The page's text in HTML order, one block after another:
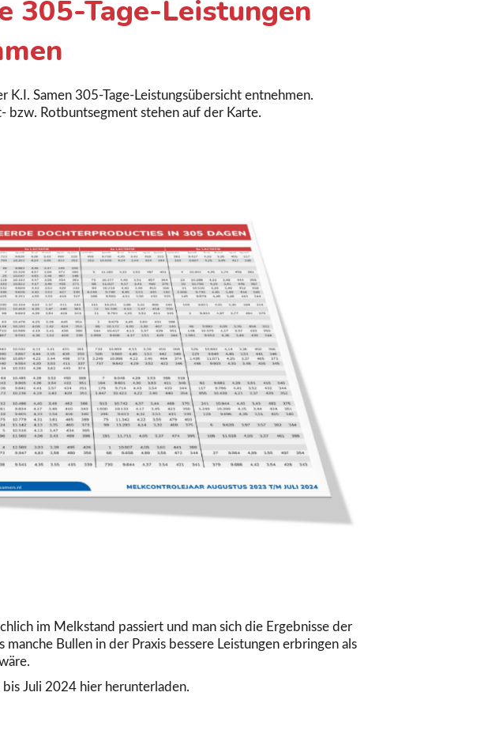
305-Tage-Leistungen
Samen 305-Tage-Leistungsübersicht entnehmen.
bzw. Rotbuntsegment stehen auf der Karte.
im Melkstand passiert und man sich die Ergebnisse der
manche Bullen in der Praxis bessere Leistungen erbringen als
Juli 2024 hier herunterladen.